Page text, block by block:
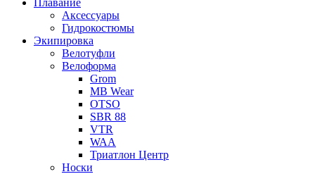
Плавание
Аксессуары
Гидрокостюмы
Экипировка
Велотуфли
Велоформа
Grom
MB Wear
OTSO
SBR 88
VTR
WAA
Триатлон Центр
Носки